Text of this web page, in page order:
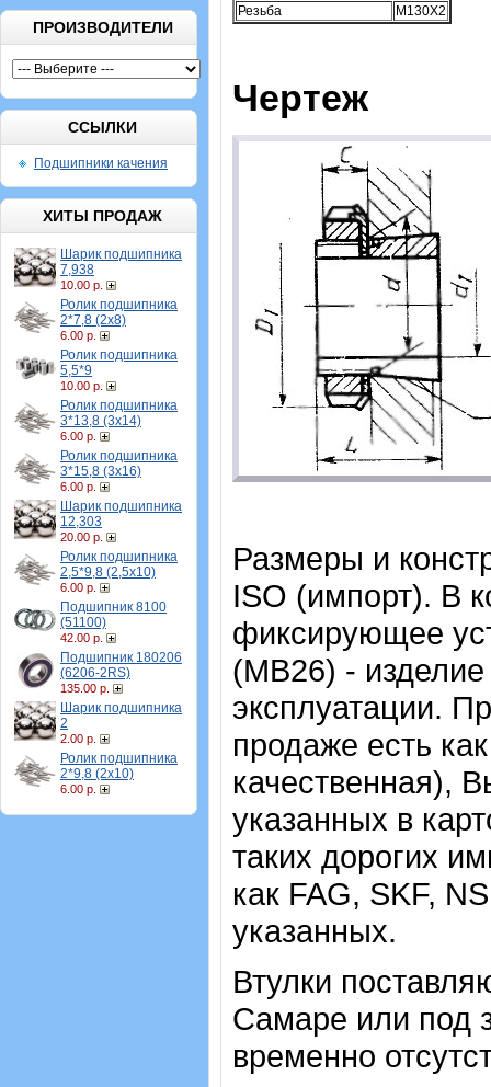
ПРОИЗВОДИТЕЛИ
ССЫЛКИ
Подшипники качения
ХИТЫ ПРОДАЖ
Шарик подшипника
7,938
10.00 р.
Ролик подшипника
2*7,8 (2х8)
6.00 р.
Ролик подшипника
5,5*9
10.00 р.
Ролик подшипника
3*13,8 (3х14)
6.00 р.
Ролик подшипника
3*15,8 (3х16)
6.00 р.
Шарик подшипника
12,303
20.00 р.
Ролик подшипника
2,5*9,8 (2,5х10)
6.00 р.
Подшипник 8100
(51100)
42.00 р.
Подшипник 180206
(6206-2RS)
135.00 р.
Шарик подшипника
2
2.00 р.
Ролик подшипника
2*9,8 (2х10)
6.00 р.
Резьба
M130X2
Чертеж
Размеры и
ISO (импорт). В
фиксирующее
(MB26) - изделие
эксплуатации.
продаже есть
качественная),
указанных в
таких дорогих
как FAG, SKF,
указанных.
Втулки
Самаре или под
временно